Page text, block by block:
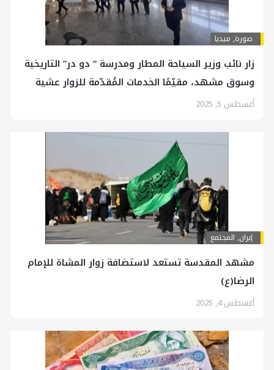
صورة, ميديا
زار نائب وزير السياحة المطار ومدرسة ” دو در” التاريخية
وسوق مشهد، مقيّمًا الخدمات المُقدّمة للزوار عشية
المناسبات الدينية
أغسطس 5, 2025
إيران, المجتمع
مشهد المقدسة تستعد لاستضافة زوار المشاة للإمام
الرضا(ع)
أغسطس 4, 2025